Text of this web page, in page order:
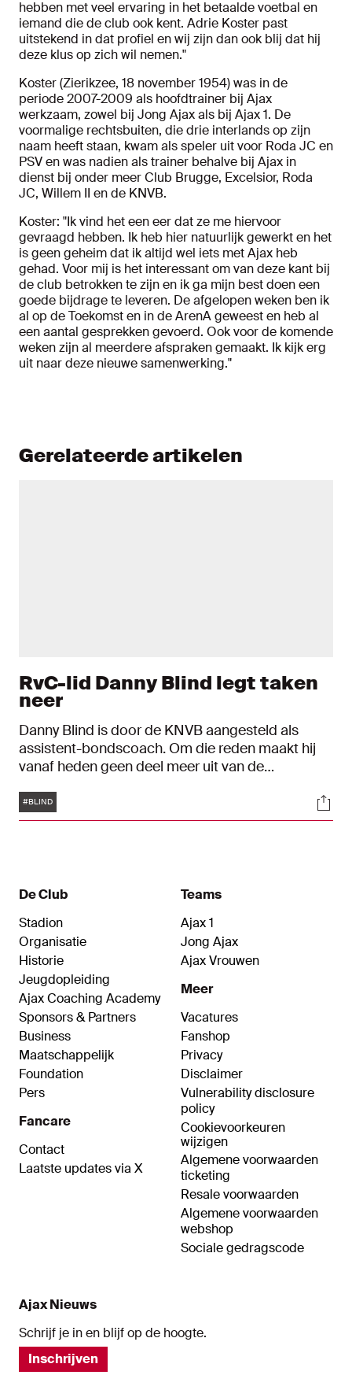
hebben met veel ervaring in het betaalde voetbal en
iemand die de club ook kent. Adrie Koster past
uitstekend in dat profiel en wij zijn dan ook blij dat hij
deze klus op zich wil nemen."
Koster (Zierikzee, 18 november 1954) was in de
periode 2007-2009 als hoofdtrainer bij Ajax
werkzaam, zowel bij Jong Ajax als bij Ajax 1. De
voormalige rechtsbuiten, die drie interlands op zijn
naam heeft staan, kwam als speler uit voor Roda JC en
PSV en was nadien als trainer behalve bij Ajax in
dienst bij onder meer Club Brugge, Excelsior, Roda
JC, Willem II en de KNVB.
Koster: "Ik vind het een eer dat ze me hiervoor
gevraagd hebben. Ik heb hier natuurlijk gewerkt en het
is geen geheim dat ik altijd wel iets met Ajax heb
gehad. Voor mij is het interessant om van deze kant bij
de club betrokken te zijn en ik ga mijn best doen een
goede bijdrage te leveren. De afgelopen weken ben ik
al op de Toekomst en in de ArenA geweest en heb al
een aantal gesprekken gevoerd. Ook voor de komende
weken zijn al meerdere afspraken gemaakt. Ik kijk erg
uit naar deze nieuwe samenwerking."
Gerelateerde artikelen
RvC-lid Danny Blind legt taken
neer
Danny Blind is door de KNVB aangesteld als
assistent-bondscoach. Om die reden maakt hij
vanaf heden geen deel meer uit van de
van Commissarissen (RvC) van Ajax.
Tags
#BLIND
De Club
Stadion
Organisatie
Historie
Jeugdopleiding
Ajax Coaching Academy
Sponsors & Partners
Business
Maatschappelijk
Foundation
Pers
Fancare
Contact
Laatste updates via X
Teams
Ajax 1
Jong Ajax
Ajax Vrouwen
Meer
Vacatures
Fanshop
Privacy
Disclaimer
Vulnerability disclosure
policy
Cookievoorkeuren
wijzigen
Algemene voorwaarden
ticketing
Resale voorwaarden
Algemene voorwaarden
webshop
Sociale gedragscode
Ajax Nieuws
Schrijf je in en blijf op de hoogte.
Inschrijven